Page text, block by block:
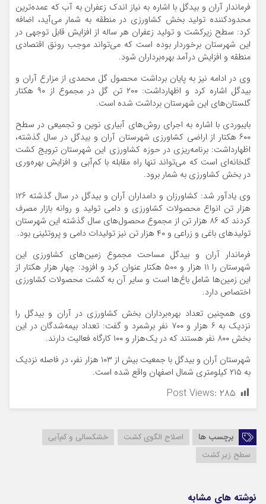
فرماندار آران و بیدگل با اشاره به نیاز اندک زعفران به آب که عمده‌ترین
محدودکننده تولید بخش کشاورزی در منطقه به شمار می‌آید، اضافه
کرد: سطح زیرکشت و تولید زعفران هر ساله از افزایش قابل توجهی در
این شهرستان برخوردار بوده است که می‌تواند موجب رونق اقتصادی
منطقه و افزایش درآمد بهره‌برداران شود.
وی در ادامه نیز به پایان برداشت محصول گل محمدی از مزارع آران و
بیدگل اشاره کرد و اظهارداشت: ۲۰۰ تن گل در مجموع از ۹۰ هکتار
گلستان‌های این شهرستان برداشت شده است.
بایبوردی با اشاره به اجرای روش‌های آبیاری نوین و تجمیعی در سطح
۶۰۰ هکتار از اراضی کشاورزی شهرستان آران‌ و بیدگل در سال گذشته،
اظهارداشت: برنامه‌ریزی در حوزه کشاورزی این شهرستان ترویج کشت
گلخانه‌ای است که می‌تواند تنها راه مقابله با کم‌آبی و افزایش بهره‌وری
در بخش کشاورزی به شمار برود.
وی یادآور شد: کشاورزان و دامداران آران و بیدگل در سال گذشته ۱۲۶
هزار تن انواع محصولات کشاورزی و دامی تولید و روانه بازار مصرف
کردند که ۸۶ هزار تن از مجموع محصول‌های سال گذشته این شهرستان
تولیدهای باغی و زراعی و ۴۰ هزار تن نیز تولیدات دامی و پروتئینی بود.
فرماندار آران و بیدگل مساحت مجموع زمین‌های کشاورزی این
شهرستان را ۱۱ هزار و ۵۰۰ هکتار عنوان کرد و افزود: چهار هزار هکتار از
این زمین‌ها شامل باغ‌ها است و سایر آن به کشت محصولات کشاورزی
اختصاص دارد.
وی همچنین تعداد بهره‌برداران بخش کشاورزی در آران و بیدگل را
نزدیک به ۶ هزار و ۷۰۰ نفر برشمرد و گفت: تعداد بیمه‌شدگان در این
بخش ۸۰۰ نفر هستند که در یک‌هزار و ۱۰۰ کارگاه فعالیت دارند.
شهرستان آران و بیدگل با جمعیت بیش از ۱۰۳ هزار نفر، در فاصله نزدیک
به ۲۱۵ کیلومتری شمال اصفهان واقع شده است.
Post Views: ۲۸۵
برچسب ها اصلاح الگوی کشت
خشکسالی و کم‌آبی
سطح زیر کشت
نوشته های مشابه